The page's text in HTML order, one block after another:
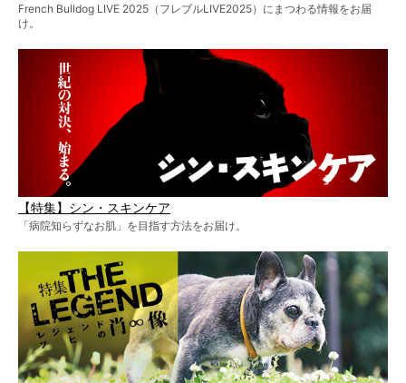
French Bulldog LIVE 2025（フレブルLIVE2025）にまつわる情報をお届
け。
【特集】シン・スキンケア
「病院知らずなお肌」を目指す方法をお届け。